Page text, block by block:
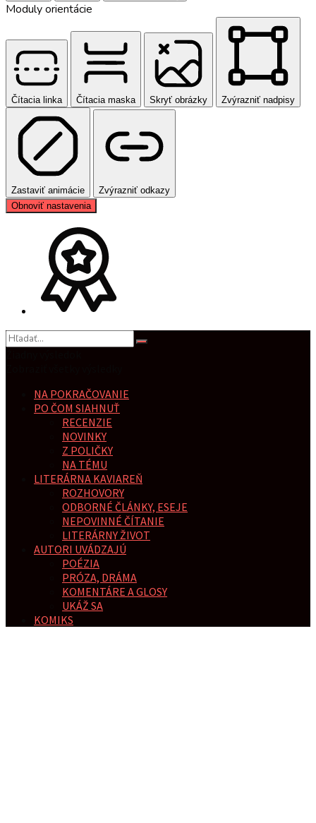
Moduly orientácie
Čítacia linka Čítacia maska Skryť obrázky Zvýrazniť nadpisy
Zastaviť animácie
Zvýrazniť odkazy
Obnoviť nastavenia
NA POKRAČOVANIE
PO ČOM SIAHNUŤ
RECENZIE
NOVINKY
Z POLIČKY
NA TÉMU
LITERÁRNA KAVIAREŇ
ROZHOVORY
ODBORNÉ ČLÁNKY, ESEJE
NEPOVINNÉ ČÍTANIE
LITERÁRNY ŽIVOT
AUTORI UVÁDZAJÚ
POÉZIA
PRÓZA, DRÁMA
KOMENTÁRE A GLOSY
UKÁŽ SA
KOMIKS